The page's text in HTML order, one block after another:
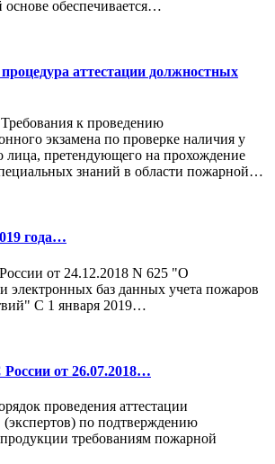
основе обеспечивается…
аттестации должностных
к проведению
экзамена по проверке наличия у
лица, претендующего на прохождение
знаний в области пожарной…
года…
от 24.12.2018 N 625 "О
электронных баз данных учета пожаров
С 1 января 2019…
от 26.07.2018…
проведения аттестации
(экспертов) по подтверждению
продукции требованиям пожарной